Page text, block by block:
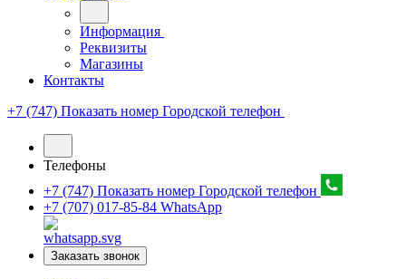
Информация
Реквизиты
Магазины
Контакты
+7 (747) Показать номер Городской телефон
Телефоны
+7 (747) Показать номер Городской телефон
+7 (707) 017-85-84 WhatsApp
Заказать звонок